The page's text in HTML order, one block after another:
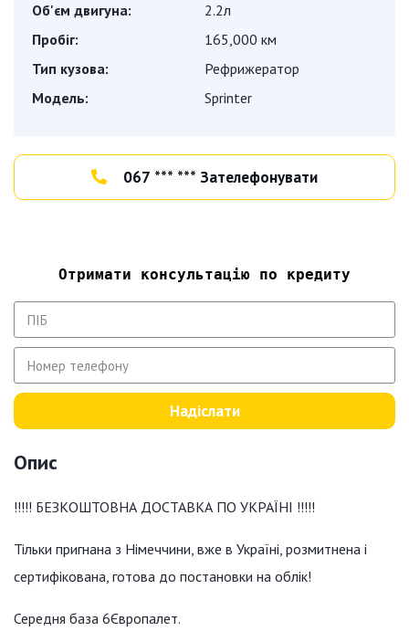
Об'єм двигуна:
2.2л
Пробіг:
165,000 км
Тип кузова:
Рефрижератор
Модель:
Sprinter
067 *** *** Зателефонувати
Отримати консультацію по кредиту
Надіслати
Опис
!!!!! БЕЗКОШТОВНА ДОСТАВКА ПО УКРАЇНІ !!!!!
Тільки пригнана з Німеччини, вже в Україні, розмитнена і
сертифікована, готова до постановки на облік!
Середня база 6Європалет.